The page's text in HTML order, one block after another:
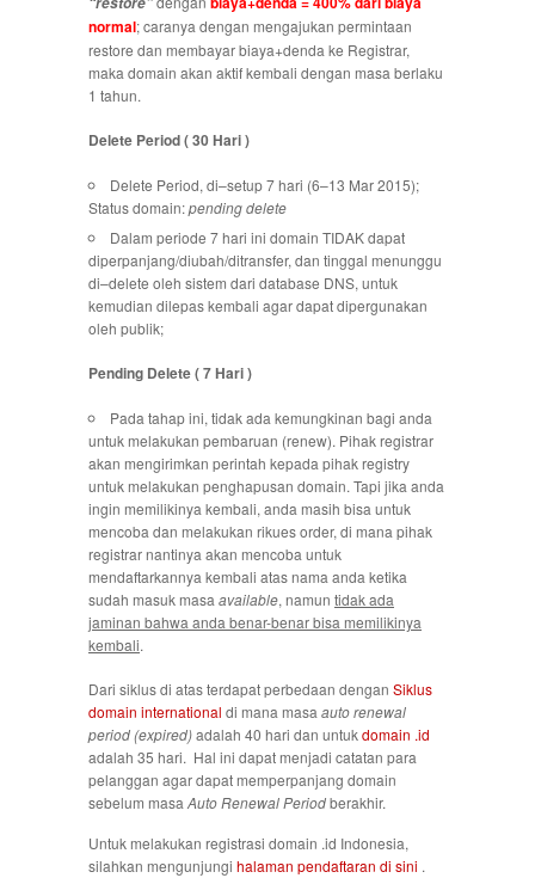
normal; caranya dengan mengajukan permintaan
restore dan membayar biaya+denda ke Registrar,
maka domain akan aktif kembali dengan masa berlaku
1 tahun.
Delete Period ( 30 Hari )
Delete Period, di–setup 7 hari (6–13 Mar 2015);
Status domain:pending delete
Dalam periode 7 hari ini domain TIDAK dapat
diperpanjang/diubah/ditransfer, dan tinggal menunggu
di–delete oleh sistem dari database DNS, untuk
kemudian dilepas kembali agar dapat dipergunakan
oleh publik;
Pending Delete ( 7 Hari )
Pada tahap ini, tidak ada kemungkinan bagi anda
untuk melakukan pembaruan (renew). Pihak registrar
akan mengirimkan perintah kepada pihak registry
untuk melakukan penghapusan domain. Tapi jika anda
ingin memilikinya kembali, anda masih bisa untuk
mencoba dan melakukan rikues order, di mana pihak
registrar nantinya akan mencoba untuk
mendaftarkannya kembali atas nama anda ketika
sudah masuk masa available, namun tidak ada
jaminan bahwa anda benar-benar bisa memilikinya
kembali.
Dari siklus di atas terdapat perbedaan dengan Siklus
domain international di mana masa auto renewal
period (expired)adalah 40 hari dan untukdomain .id
adalah 35 hari. Hal ini dapat menjadi catatan para
pelanggan agar dapat memperpanjang domain
sebelum masa Auto Renewal Periodberakhir.
Untuk melakukan registrasi domain .id Indonesia,
silahkan mengunjungi halaman pendaftaran di sini .